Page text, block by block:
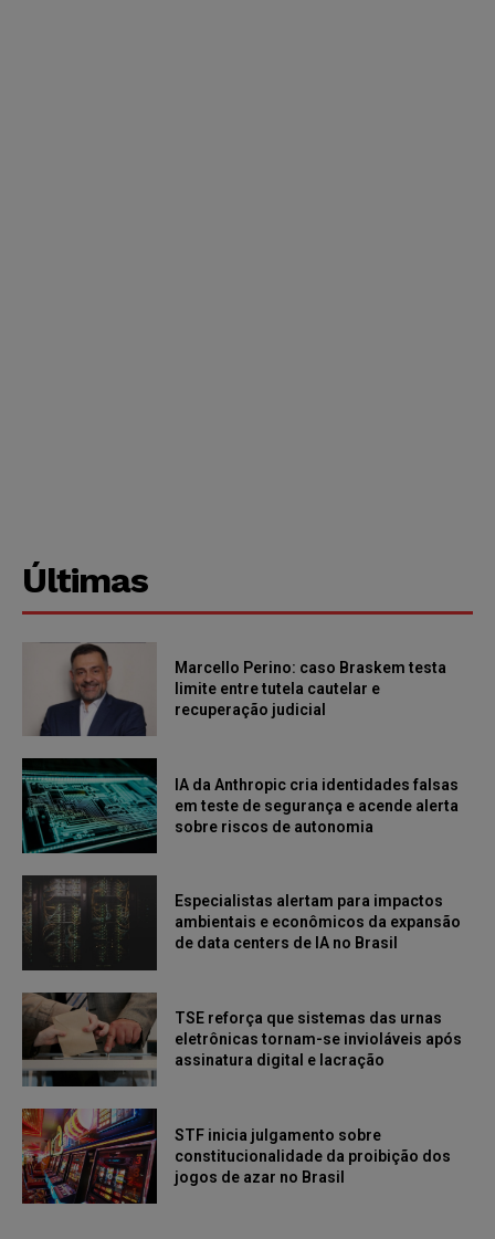
Últimas
Marcello Perino: caso Braskem testa
limite entre tutela cautelar e
recuperação judicial
IA da Anthropic cria identidades falsas
em teste de segurança e acende alerta
sobre riscos de autonomia
Especialistas alertam para impactos
ambientais e econômicos da expansão
de data centers de IA no Brasil
TSE reforça que sistemas das urnas
eletrônicas tornam-se invioláveis após
assinatura digital e lacração
STF inicia julgamento sobre
constitucionalidade da proibição dos
jogos de azar no Brasil